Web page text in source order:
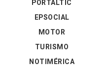
PORTALTIC
EPSOCIAL
MOTOR
TURISMO
NOTIMÉRICA